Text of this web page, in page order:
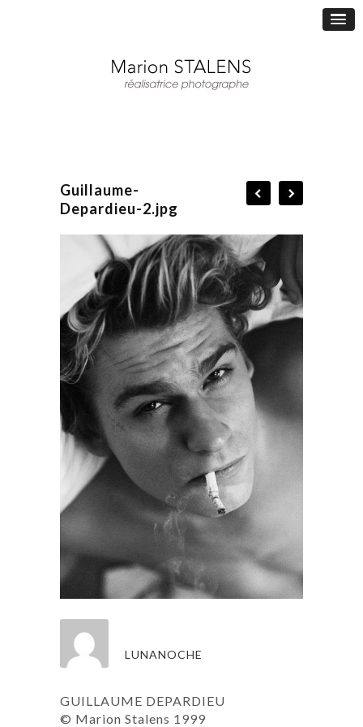
Guillaume-
Depardieu-2.jpg
LUNANOCHE
GUILLAUME DEPARDIEU
© Marion Stalens 1999